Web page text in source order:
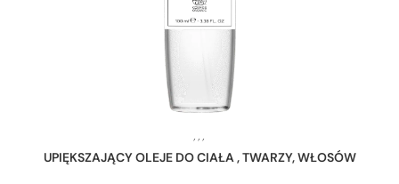
, , ,
UPIĘKSZAJĄCY OLEJE DO CIAŁA , TWARZY, WŁOSÓW